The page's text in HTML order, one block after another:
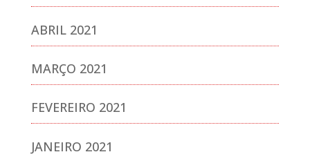
ABRIL 2021
MARÇO 2021
FEVEREIRO 2021
JANEIRO 2021